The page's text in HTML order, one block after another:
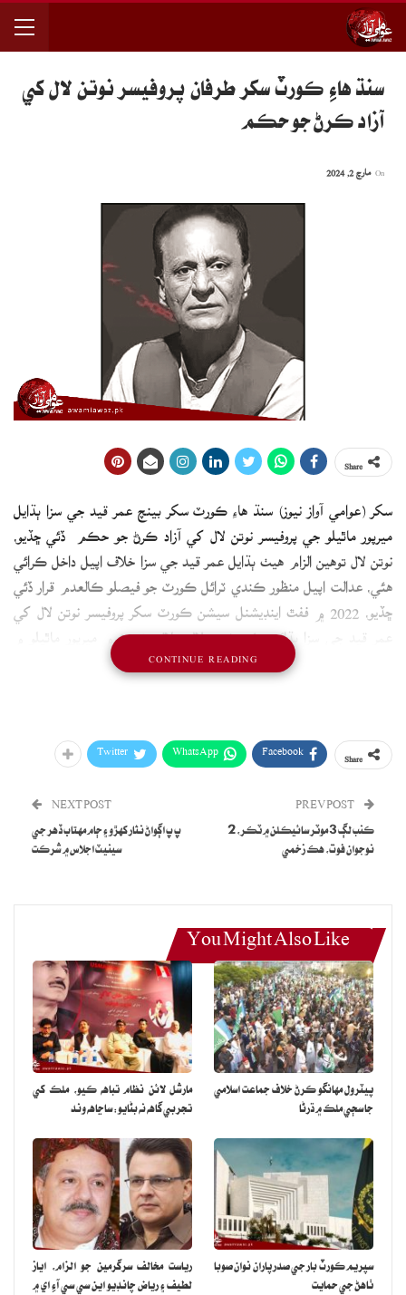
سنڌ هاءِ ڪورٽ سکر طرفان پروفيسر نوتن لال کي
آزاد ڪرڻ جو حڪم
مارچ 2, 2024
سکر (عوامي آواز نيوز) سنڌ هاءِ ڪورٽ سکر بينچ عمر قيد جي سزا ٻڌايل
ميرپور ماٿيلو جي پروفيسر نوتن لال کي آزاد ڪرڻ جو حڪم ڏئي ڇڏيو،
نوتن لال توهين الزام هيٺ ٻڌايل عمر قيد جي سزا خلاف اپيل داخل ڪرائي
هئي، عدالت اپيل منظور ڪندي ٽرائل ڪورٽ جو فيصلو ڪالعدم قرار ڏئي
ڇڏيو، 2022 ۾ ففٿ اينڊيشنل سيشن ڪورٽ سکر پروفيسر نوتن لال کي
کان سينٽرل جيل سکر ۾ قيد آهي، سنڌ هاءِ ڪورٽ سکر بينچ اپيل منظور
Facebook
WhatsApp
Twitter
ڪنب لڳ 3 موٽر سائيڪلن ۾ ٽڪر، 2
نوجوان فوت، هڪ زخمي
NEXT POST
پ پ اڳواڻ نثار کهڙو ۽ ڄام مهتاب ڏهر جي
سينيٽ اجلاس ۾ شرڪت
You Might Also Like
پيٽرول مهانگو ڪرڻ خلاف جماعت اسلامي
جا سڄي ملڪ ۾ ڌرڻا
مارشل لائن نظام تباهه ڪيو، ملڪ کي
تجربي گاهه نه بڻايو: ساڃاهه وند
سپريم ڪورٽ بار جي صدر پاران نوان صوبا
ٺاهڻ جي حمايت
رياست مخالف سرگرمين جو الزام، اياز
لطيف ۽ رياض چانڊيو اين سي سي آءِ اي ۾